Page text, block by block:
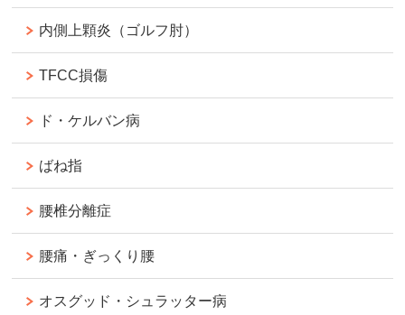
内側上顆炎（ゴルフ肘）
TFCC損傷
ド・ケルバン病
ばね指
腰椎分離症
腰痛・ぎっくり腰
オスグッド・シュラッター病